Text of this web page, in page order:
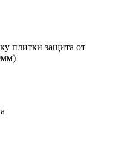
плитки защита от